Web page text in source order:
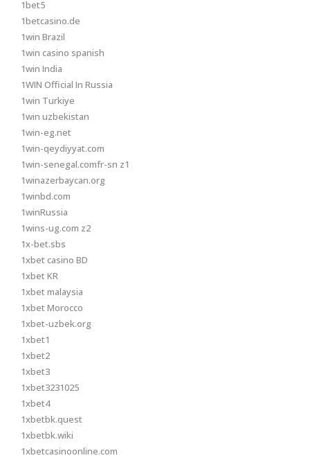
1bet5
1betcasino.de
1win Brazil
1win casino spanish
1win India
1WIN Official In Russia
1win Turkiye
1win uzbekistan
1win-eg.net
1win-qeydiyyat.com
1win-senegal.comfr-sn z1
1winazerbaycan.org
1winbd.com
1winRussia
1wins-ug.com z2
1x-bet.sbs
1xbet casino BD
1xbet KR
1xbet malaysia
1xbet Morocco
1xbet-uzbek.org
1xbet1
1xbet2
1xbet3
1xbet3231025
1xbet4
1xbetbk.quest
1xbetbk.wiki
1xbetcasinoonline.com